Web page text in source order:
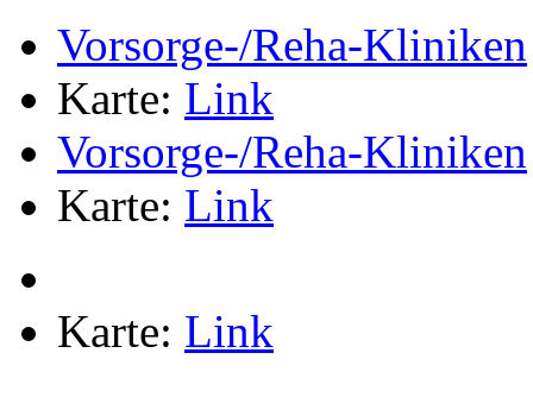
Vorsorge-/Reha-Kliniken
Karte: Link
Vorsorge-/Reha-Kliniken
Karte: Link
Karte: Link